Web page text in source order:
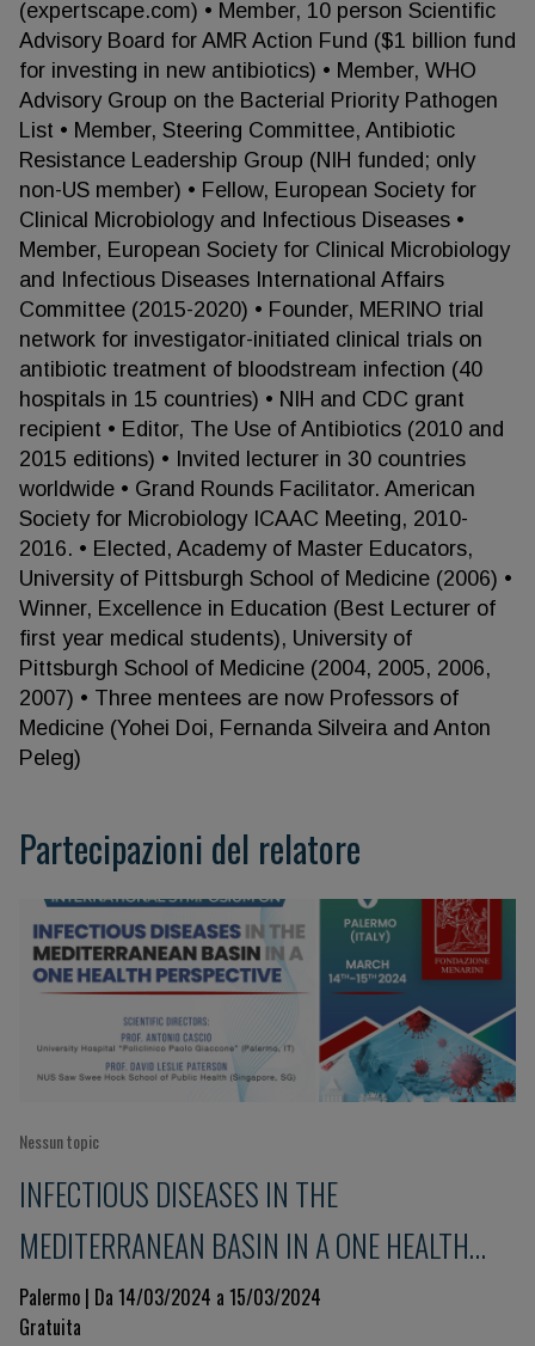
(expertscape.com) • Member, 10 person Scientific
Advisory Board for AMR Action Fund ($1 billion fund
for investing in new antibiotics) • Member, WHO
Advisory Group on the Bacterial Priority Pathogen
List • Member, Steering Committee, Antibiotic
Resistance Leadership Group (NIH funded; only
non-US member) • Fellow, European Society for
Clinical Microbiology and Infectious Diseases •
Member, European Society for Clinical Microbiology
and Infectious Diseases International Affairs
Committee (2015-2020) • Founder, MERINO trial
network for investigator-initiated clinical trials on
antibiotic treatment of bloodstream infection (40
hospitals in 15 countries) • NIH and CDC grant
recipient • Editor, The Use of Antibiotics (2010 and
2015 editions) • Invited lecturer in 30 countries
worldwide • Grand Rounds Facilitator. American
Society for Microbiology ICAAC Meeting, 2010-
2016. • Elected, Academy of Master Educators,
University of Pittsburgh School of Medicine (2006) •
Winner, Excellence in Education (Best Lecturer of
first year medical students), University of
Pittsburgh School of Medicine (2004, 2005, 2006,
2007) • Three mentees are now Professors of
Medicine (Yohei Doi, Fernanda Silveira and Anton
Peleg)
Partecipazioni del relatore
Nessun topic
INFECTIOUS DISEASES IN THE
MEDITERRANEAN BASIN IN A ONE HEALTH
PERSPECTIVE
Palermo | Da 14/03/2024 a 15/03/2024
Gratuita